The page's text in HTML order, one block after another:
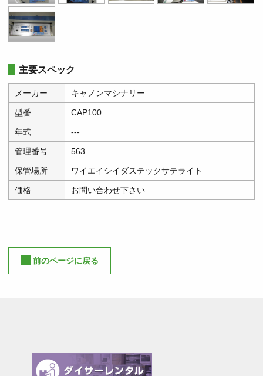
主要スペック
メーカー キャノンマシナリー
型番 CAP100
年式 ---
管理番号 563
保管場所 ワイエイシイダステックサテライト
価格 お問い合わせ下さい
前のページに戻る